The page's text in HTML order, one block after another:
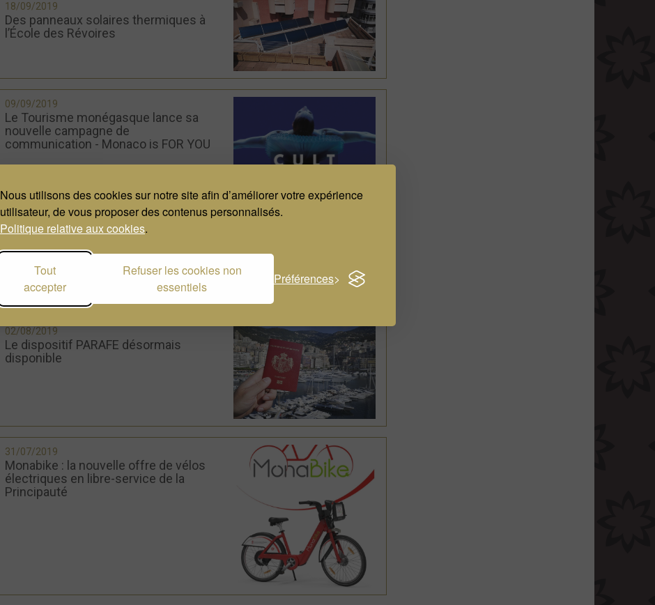
Nous utilisons des cookies sur notre site afin d’améliorer votre expérience
utilisateur, de vous proposer des contenus personnalisés.
Politique relative aux cookies.
Tout
accepter
Refuser les cookies non
essentiels
Préférences
18/09/2019
Des panneaux solaires thermiques à
l’École des Révoires
09/09/2019
Le Tourisme monégasque lance sa
nouvelle campagne de
communication - Monaco is FOR YOU
02/08/2019
Le dispositif PARAFE désormais
disponible
31/07/2019
Monabike : la nouvelle offre de vélos
électriques en libre-service de la
Principauté